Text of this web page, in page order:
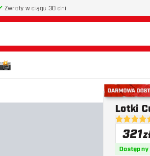
Zwroty w ciągu 30 dni
Darmowa
4.8
Lotki
321
Dostępny